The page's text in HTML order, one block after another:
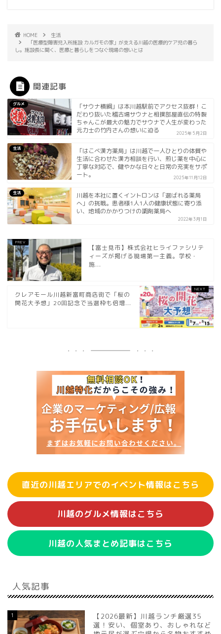
HOME
生活
「医療型障害児入所施設 カルガモの家」が支える川越の医療的ケア児の暮ら
し。施設長に聞く、医療と暮らしをつなぐ現場の想いとは
関連記事
グルメ
「サウナ横綱」は本川越駅前でアクセス抜群！こ
だわり抜いた稽古場サウナと相撲部屋直伝の特製
ちゃんこが最大の魅力でサウナで人生が変わった
元力士の竹内さんの想いに迫る
2025年5月2日
生活
「はこべ漢方薬局」は川越で一人ひとりの体質や
生活に合わせた漢方相談を行い、煎じ薬を中心に
丁寧な対応で、健やかな日々と日常の充実をサポ
ート。
2025年11月12日
生活
川越を本社に置くイントロンは「選ばれる薬局
へ」の挑戦。患者様1人1人の健康状態に寄り添
い、地域のかかりつけの調剤薬局へ
2022年3月1日
【富士見市】株式会社ヒライファシリテ
ィーズが掲げる現場第一主義。学校・
施...
クレアモール川越新富町商店街で「桜の
開花大予想」20回記念で当選枠も倍増...
直近の川越エリアでのイベント情報はこちら
川越のグルメ情報はこちら
川越の人気まとめ記事はこちら
人気記事
1
【2026最新】川越ランチ厳選35
選！安い、個室あり、おしゃれなど